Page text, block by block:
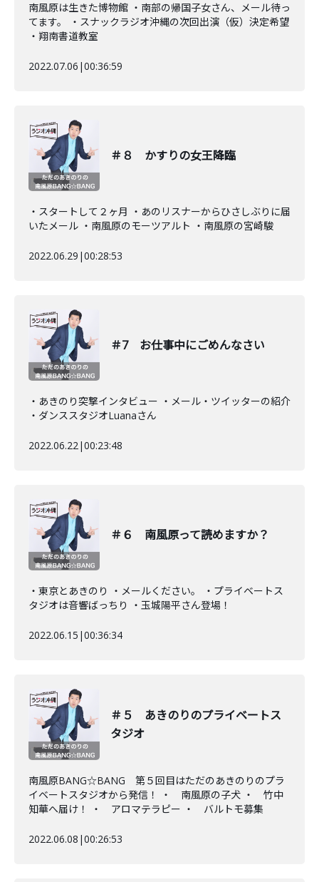
南風原は生きた博物館 ・南部の帰国子女さん、メール待っ
てます。 ・スナックラジオ沖縄の次回出演（仮）決定希望
・翔南書道教室
2022.07.06 |00:36:59
＃８ かすりの女王降臨
・スタートして２ヶ月 ・あのリスナーからひさしぶりに届
いたメール ・南風原のモーツアルト ・南風原の宮崎駿
2022.06.29 |00:28:53
＃7 お仕事中にごめんなさい
・あきのり突撃インタビュー ・メール・ツイッターの紹介
・ダンススタジオLuanaさん
2022.06.22|00:23:48
＃６ 南風原って読めますか？
・東京とあきのり ・メールください。 ・プライベートス
タジオは音響ばっちり ・玉城陽平さん登場！
2022.06.15 |00:36:34
＃５ あきのりのプライベートス
タジオ
南風原BANG☆BANG 第５回目はただのあきのりのプラ
イベートスタジオから発信！ ・ 南風原の子犬 ・ 竹中
知華へ届け！ ・ アロマテラピー ・ バルトモ募集
2022.06.08 |00:26:53